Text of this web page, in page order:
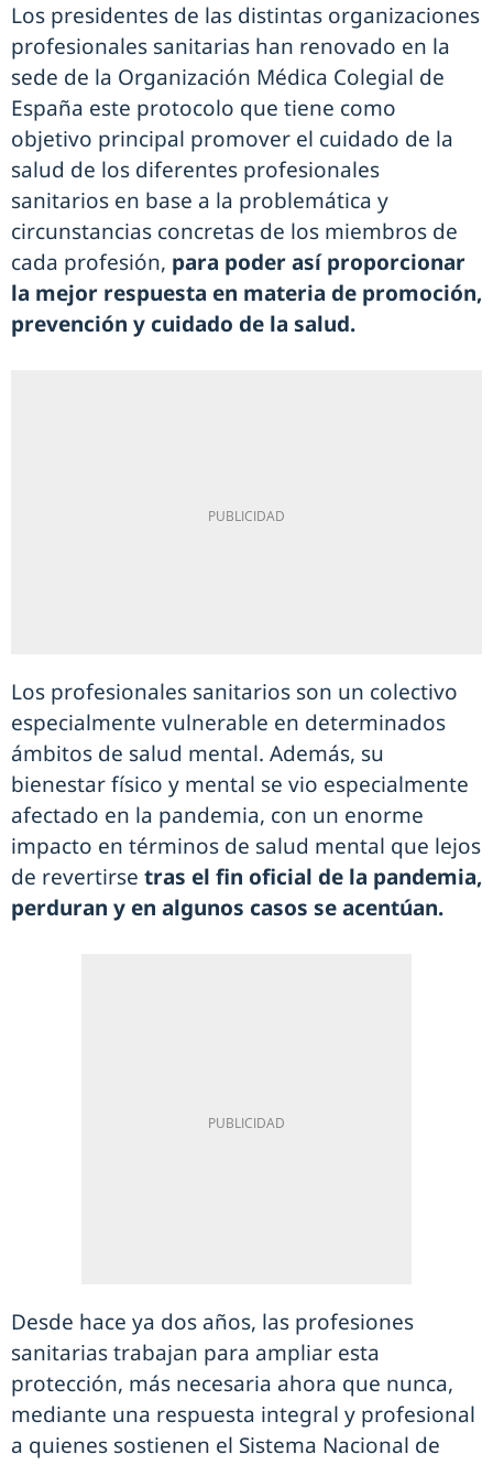
Los presidentes de las distintas organizaciones
profesionales sanitarias han renovado en la
sede de la Organización Médica Colegial de
España este protocolo que tiene como
objetivo principal promover el cuidado de la
salud de los diferentes profesionales
sanitarios en base a la problemática y
circunstancias concretas de los miembros de
cada profesión, para poder así proporcionar
la mejor respuesta en materia de promoción,
prevención y cuidado de la salud.
Los profesionales sanitarios son un colectivo
especialmente vulnerable en determinados
ámbitos de salud mental. Además, su
bienestar físico y mental se vio especialmente
afectado en la pandemia, con un enorme
impacto en términos de salud mental que lejos
de revertirse tras el fin oficial de la pandemia,
perduran y en algunos casos se acentúan.
Desde hace ya dos años, las profesiones
sanitarias trabajan para ampliar esta
protección, más necesaria ahora que nunca,
mediante una respuesta integral y profesional
a quienes sostienen el Sistema Nacional de